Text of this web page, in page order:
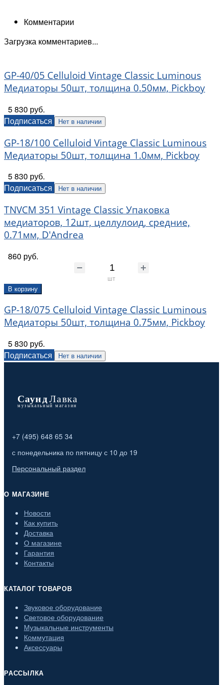
Комментарии
Загрузка комментариев...
GP-40/05 Celluloid Vintage Classic Luminous
Медиаторы 50шт, толщина 0.50мм, Pickboy
5 830 руб.
Подписаться
Нет в наличии
GP-18/100 Celluloid Vintage Classic Luminous
Медиаторы 50шт, толщина 1.0мм, Pickboy
5 830 руб.
Подписаться
Нет в наличии
TNVCM 351 Vintage Classic Упаковка
медиаторов, 12шт, целлулоид, средние,
0.71мм, D'Andrea
860 руб.
шт
В корзину
GP-18/075 Celluloid Vintage Classic Luminous
Медиаторы 50шт, толщина 0.75мм, Pickboy
5 830 руб.
Подписаться
Нет в наличии
+7 (495) 648 65 34
с понедельника по пятницу с 10 до 19
Персональный раздел
О МАГАЗИНЕ
Новости
Как купить
Доставка
О магазине
Гарантия
Контакты
КАТАЛОГ ТОВАРОВ
Звуковое оборудование
Световое оборудование
Музыкальные инструменты
Коммутация
Аксессуары
РАССЫЛКА